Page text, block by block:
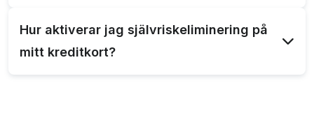
reseförsäkring, avbeställningsskydd och andra
skydd beroende på kreditkortets villkor och
Hur aktiverar jag självriskeliminering på
mitt kreditkort?